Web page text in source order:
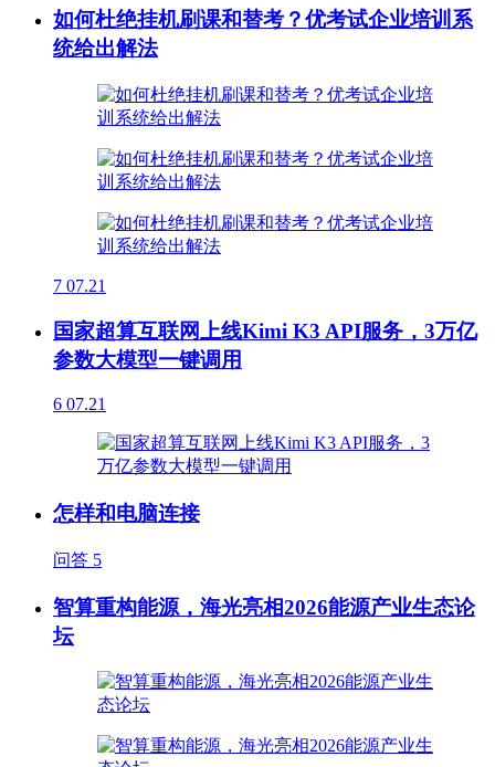
如何杜绝挂机刷课和替考？优考试企业培训系
统给出解法
7 07.21
国家超算互联网上线Kimi K3 API服务，3万亿
参数大模型一键调用
6 07.21
怎样和电脑连接
问答 5
智算重构能源，海光亮相2026能源产业生态论
坛